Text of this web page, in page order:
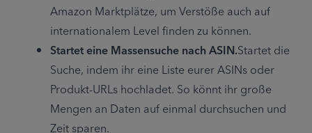
Amazon Marktplätze, um Verstöße auch auf
internationalem Level finden zu können.
Startet eine Massensuche nach ASIN.Startet die
Suche, indem ihr eine Liste eurer ASINs oder
Produkt-URLs hochladet. So könnt ihr große
Mengen an Daten auf einmal durchsuchen und
Zeit sparen.